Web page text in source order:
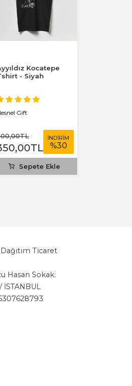
Kocatepe
- Siyah
Gift
,00TL
,00TL
İNDİRİM
%30
Sepete Ekle
Dağıtım Ticaret
Hasan Sokak.
İSTANBUL